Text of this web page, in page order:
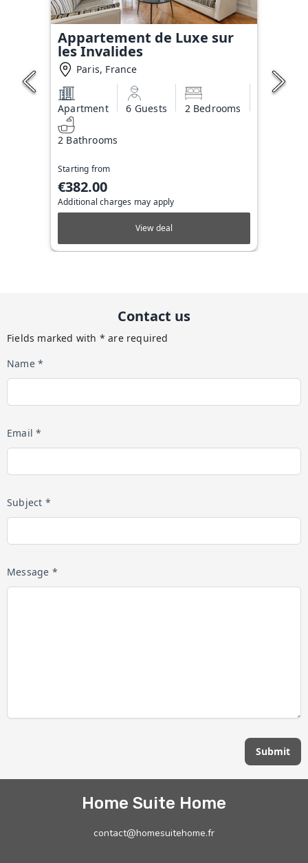
Appartement de Luxe sur
les Invalides
Paris, France
Apartment 6 Guests 2 Bedrooms
2 Bathrooms
Starting from
€382.00
Additional charges may apply
View deal
Contact us
Fields marked with * are required
Name *
Email *
Subject *
Message *
Submit
Home Suite Home
contact@homesuitehome.fr